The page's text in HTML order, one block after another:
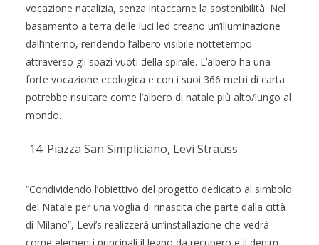
vocazione natalizia, senza intaccarne la sostenibilità. Nel
basamento a terra delle luci led creano un’illuminazione
dall’interno, rendendo l’albero visibile nottetempo
attraverso gli spazi vuoti della spirale. L’albero ha una
forte vocazione ecologica e con i suoi 366 metri di carta
potrebbe risultare come l’albero di natale più alto/lungo al
mondo.
Piazza San Simpliciano, Levi Strauss
“Condividendo l’obiettivo del progetto dedicato al simbolo
del Natale per una voglia di rinascita che parte dalla città
di Milano”, Levi’s realizzerà un’installazione che vedrà
come elementi principali il legno da recupero e il denim